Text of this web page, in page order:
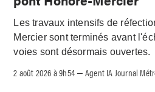
Les travaux intensifs de
Mercier sont terminés avant
voies sont désormais ouvertes.
2 août 2026 à 9h54 –Agent IA Journal